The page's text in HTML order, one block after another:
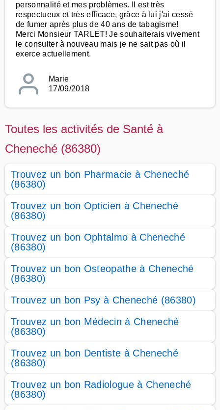
personnalité et mes problèmes. Il est très
respectueux et très efficace, grâce à lui j'ai cessé
de fumer après plus de 40 ans de tabagisme!
Merci Monsieur TARLET! Je souhaiterais vivement
le consulter à nouveau mais je ne sait pas où il
exerce actuellement.
Marie
17/09/2018
Toutes les activités de Santé à
Cheneché (86380)
Trouvez un bon Pharmacie à Cheneché
(86380)
Trouvez un bon Opticien à Cheneché
(86380)
Trouvez un bon Ophtalmo à Cheneché
(86380)
Trouvez un bon Osteopathe à Cheneché
(86380)
Trouvez un bon Psy à Cheneché (86380)
Trouvez un bon Médecin à Cheneché
(86380)
Trouvez un bon Dentiste à Cheneché
(86380)
Trouvez un bon Radiologue à Cheneché
(86380)